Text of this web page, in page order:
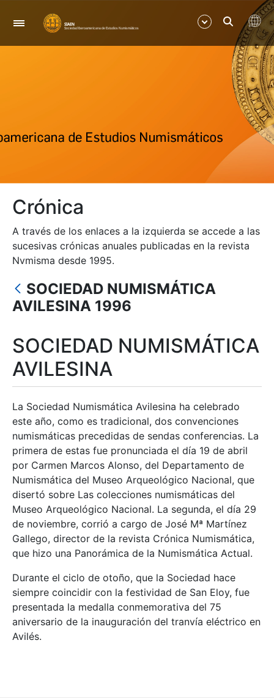
Navegación
Mostrar/Ocultar
Mostrar/Ocultar
Crónica
A través de los enlaces a la izquierda se accede a las
sucesivas crónicas anuales publicadas en la revista
Nvmisma desde 1995.
SOCIEDAD NUMISMÁTICA
AVILESINA 1996
SOCIEDAD NUMISMÁTICA
AVILESINA
La Sociedad Numismática Avilesina ha celebrado
este año, como es tradicional, dos convenciones
numismáticas precedidas de sendas conferencias. La
primera de estas fue pronunciada el día 19 de abril
por Carmen Marcos Alonso, del Departamento de
Numismática del Museo Arqueológico Nacional, que
disertó sobre Las colecciones numismáticas del
Museo Arqueológico Nacional. La segunda, el día 29
de noviembre, corrió a cargo de José Mª Martínez
Gallego, director de la revista Crónica Numismática,
que hizo una Panorámica de la Numismática Actual.
Durante el ciclo de otoño, que la Sociedad hace
siempre coincidir con la festividad de San Eloy, fue
presentada la medalla conmemorativa del 75
aniversario de la inauguración del tranvía eléctrico en
Avilés.